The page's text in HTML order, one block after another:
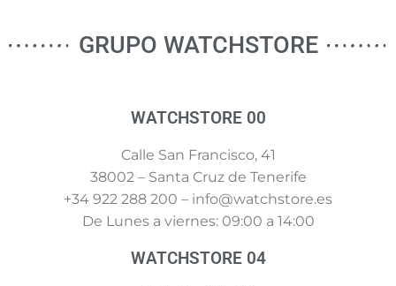
GRUPO WATCHSTORE
WATCHSTORE 00
Calle San Francisco, 41
38002 – Santa Cruz de Tenerife
+34 922 288 200 – info@watchstore.es
De Lunes a viernes: 09:00 a 14:00
WATCHSTORE 04